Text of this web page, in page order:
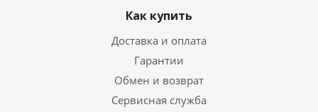
Как купить
Доставка и оплата
Гарантии
Обмен и возврат
Сервисная служба